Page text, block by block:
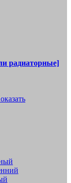
радиаторные]